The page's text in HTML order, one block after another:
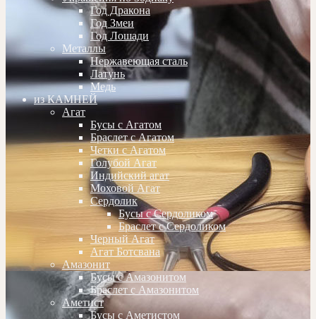
Год Дракона
Год Змеи
Год Лошади
Металлы
Нержавеющая сталь
Латунь
Медь
из КАМНЕЙ
Агат
Бусы с Агатом
Браслет с Агатом
Четки с Агатом
Голубой Агат
Индийский агат
Моховой Агат
Сердолик
Бусы с Сердоликом
Браслет с Сердоликом
Черный Агат
Агат Ботсвана
Амазонит
Бусы с Амазонитом
Браслет с Амазонитом
Аметист
Бусы с Аметистом